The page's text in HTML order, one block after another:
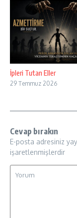
İpleri Tutan Eller
29 Temmuz 2026
Cevap bırakın
E-posta adresiniz
işaretlenmişlerdir